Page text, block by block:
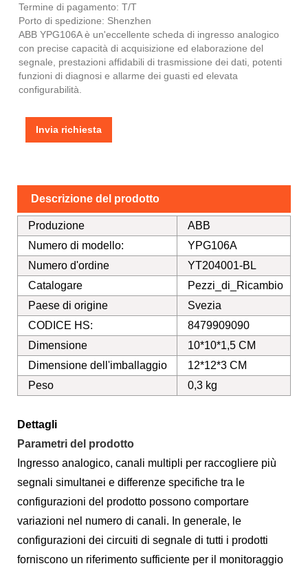
Termine di pagamento: T/T
Porto di spedizione: Shenzhen
ABB YPG106A è un'eccellente scheda di ingresso analogico
con precise capacità di acquisizione ed elaborazione del
segnale, prestazioni affidabili di trasmissione dei dati, potenti
funzioni di diagnosi e allarme dei guasti ed elevata
configurabilità.
Invia richiesta
Descrizione del prodotto
Produzione
ABB
Numero di modello:
YPG106A
Numero d'ordine
YT204001-BL
Catalogare
Pezzi_di_Ricambio
Paese di origine
Svezia
CODICE HS:
8479909090
Dimensione
10*10*1,5 CM
Dimensione dell'imballaggio
12*12*3 CM
Peso
0,3 kg
Dettagli
Parametri del prodotto
Ingresso analogico, canali multipli per raccogliere più
segnali simultanei e differenze specifiche tra le
configurazioni del prodotto possono comportare
variazioni nel numero di canali. In generale, le
configurazioni dei circuiti di segnale di tutti i prodotti
forniscono un riferimento sufficiente per il monitoraggio